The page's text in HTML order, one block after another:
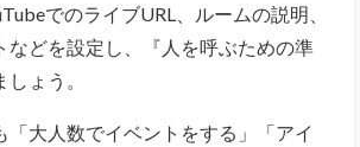
でのライブURL、ルームの説明、
などを設定し、『人を呼ぶための準
ょう。
「大人数でイベントをする」「アイ